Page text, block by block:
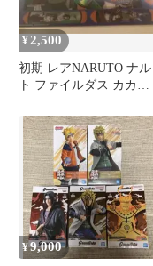
¥ 2,500
初期 レアNARUTO ナル
ト ファイルダス カカシ
¥9,000